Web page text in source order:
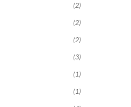
(2)
(2)
(2)
(3)
(1)
(1)